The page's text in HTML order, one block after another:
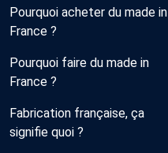
Pourquoi acheter du made in
France ?
Pourquoi faire du made in
France ?
Fabrication française, ça
signifie quoi ?